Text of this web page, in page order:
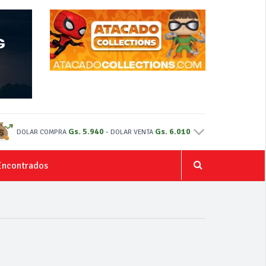
DOLAR COMPRA Gs. 5.940 - DOLAR VENTA Gs. 6.010